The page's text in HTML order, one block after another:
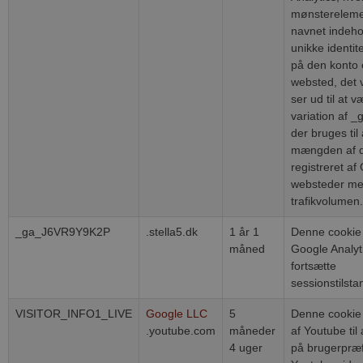
navnet
unikke
på den konto
websted, det
ser ud til at
variation af
der bruges
mængden af
registreret af
websteder
trafikvolumen.
_ga_J6VR9Y9K2P .stella5.dk
1 år 1
måned
Denne
Google
fortsætte
VISITOR_INFO1_LIVE
Google LLC
.youtube.com
5
måneder
4 uger
Denne
af Youtube til
på
Cookie-
Script.com-
tjenesten til at
huske
præferencer
om samtykke
til besøgende.
Det er
nødvendigt, at
Cookie-
Script.com
cookiebanner
korrekt.
Beskrivelse
.stella5.dk
realtidstilbud